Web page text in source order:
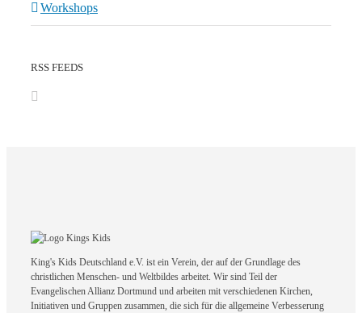
Workshops
RSS FEEDS
King's Kids Deutschland e.V. ist ein Verein, der auf der Grundlage des
christlichen Menschen- und Weltbildes arbeitet. Wir sind Teil der
Evangelischen Allianz Dortmund und arbeiten mit verschiedenen Kirchen,
Initiativen und Gruppen zusammen, die sich für die allgemeine Verbesserung